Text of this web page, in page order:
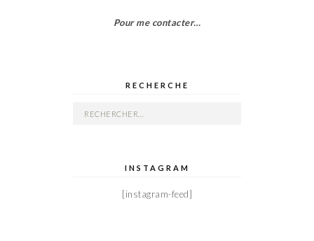
Pour me contacter…
RECHERCHE
Rechercher :
INSTAGRAM
[instagram-feed]